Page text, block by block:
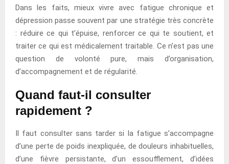
Dans les faits, mieux vivre avec fatigue chronique et
dépression passe souvent par une stratégie très concrète
: réduire ce qui t’épuise, renforcer ce qui te soutient, et
traiter ce qui est médicalement traitable. Ce n’est pas une
question de volonté pure, mais d’organisation,
d’accompagnement et de régularité.
Quand faut-il consulter
rapidement ?
Il faut consulter sans tarder si la fatigue s’accompagne
d’une perte de poids inexpliquée, de douleurs inhabituelles,
d’une fièvre persistante, d’un essoufflement, d’idées